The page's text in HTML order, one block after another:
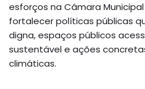
esforços na Câmara
fortalecer políticas públicas
digna, espaços públicos
sustentável e ações
climáticas.